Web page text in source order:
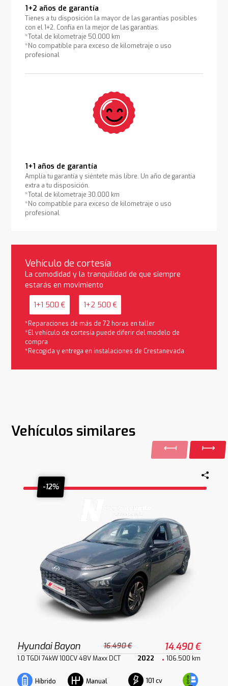
1+2 años de garantía
Tienes a tu disposición la mayor de las garantías posibles
con el 1+2. Confía en la mejor de las garantías.
*Total de kilometraje 50.000 km
*No compatible para exceso de kilometraje o uso
profesional
1+1 años de garantía
Amplía tu garantía y siéntete más libre. Un año de garantía
extra a tu disposición.
*Total de kilometraje 30.000 km
*No compatible para exceso de kilometraje o uso
profesional
Vehículo de cortesía
La comodidad y la tranquilidad de que siempre
estarás en movimiento
1+1 500 € 1+2 500 €
*Reparaciones de más de 72 horas en taller
*El vehículo de cortesía puede diferir del modelo de
compra
*Recogida y entrega en instalaciones de Crestanevada
Vehículos similares
-12%
Hyundai Bayon 16.490 € 14.490 €
1.0 TGDI 74kW 100CV 48V Maxx DCT 2022 106.500 km
Híbrido Manual 101 cv